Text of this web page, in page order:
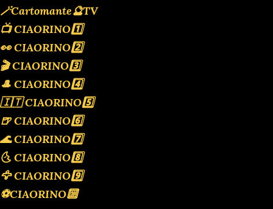
GRANDE TIMONIERE L'INVASIONE DELLA PALESTINA
PARLAMENTO OGGI Se ti Piace...
🪄Cartomante🔮TV
📺 CIAORINO1️⃣
👀 CIAORINO2️⃣
🎬 CIAORINO3️⃣
🎩 CIAORINO4️⃣
🇮🇹 CIAORINO5️⃣
🍺 CIAORINO6️⃣
🌊 CIAORINO7️⃣
🌜 CIAORINO8️⃣
🦅 CIAORINO9️⃣
⚽️CIAORINO🔟